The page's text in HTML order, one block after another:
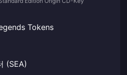
Tokens
(SEA)